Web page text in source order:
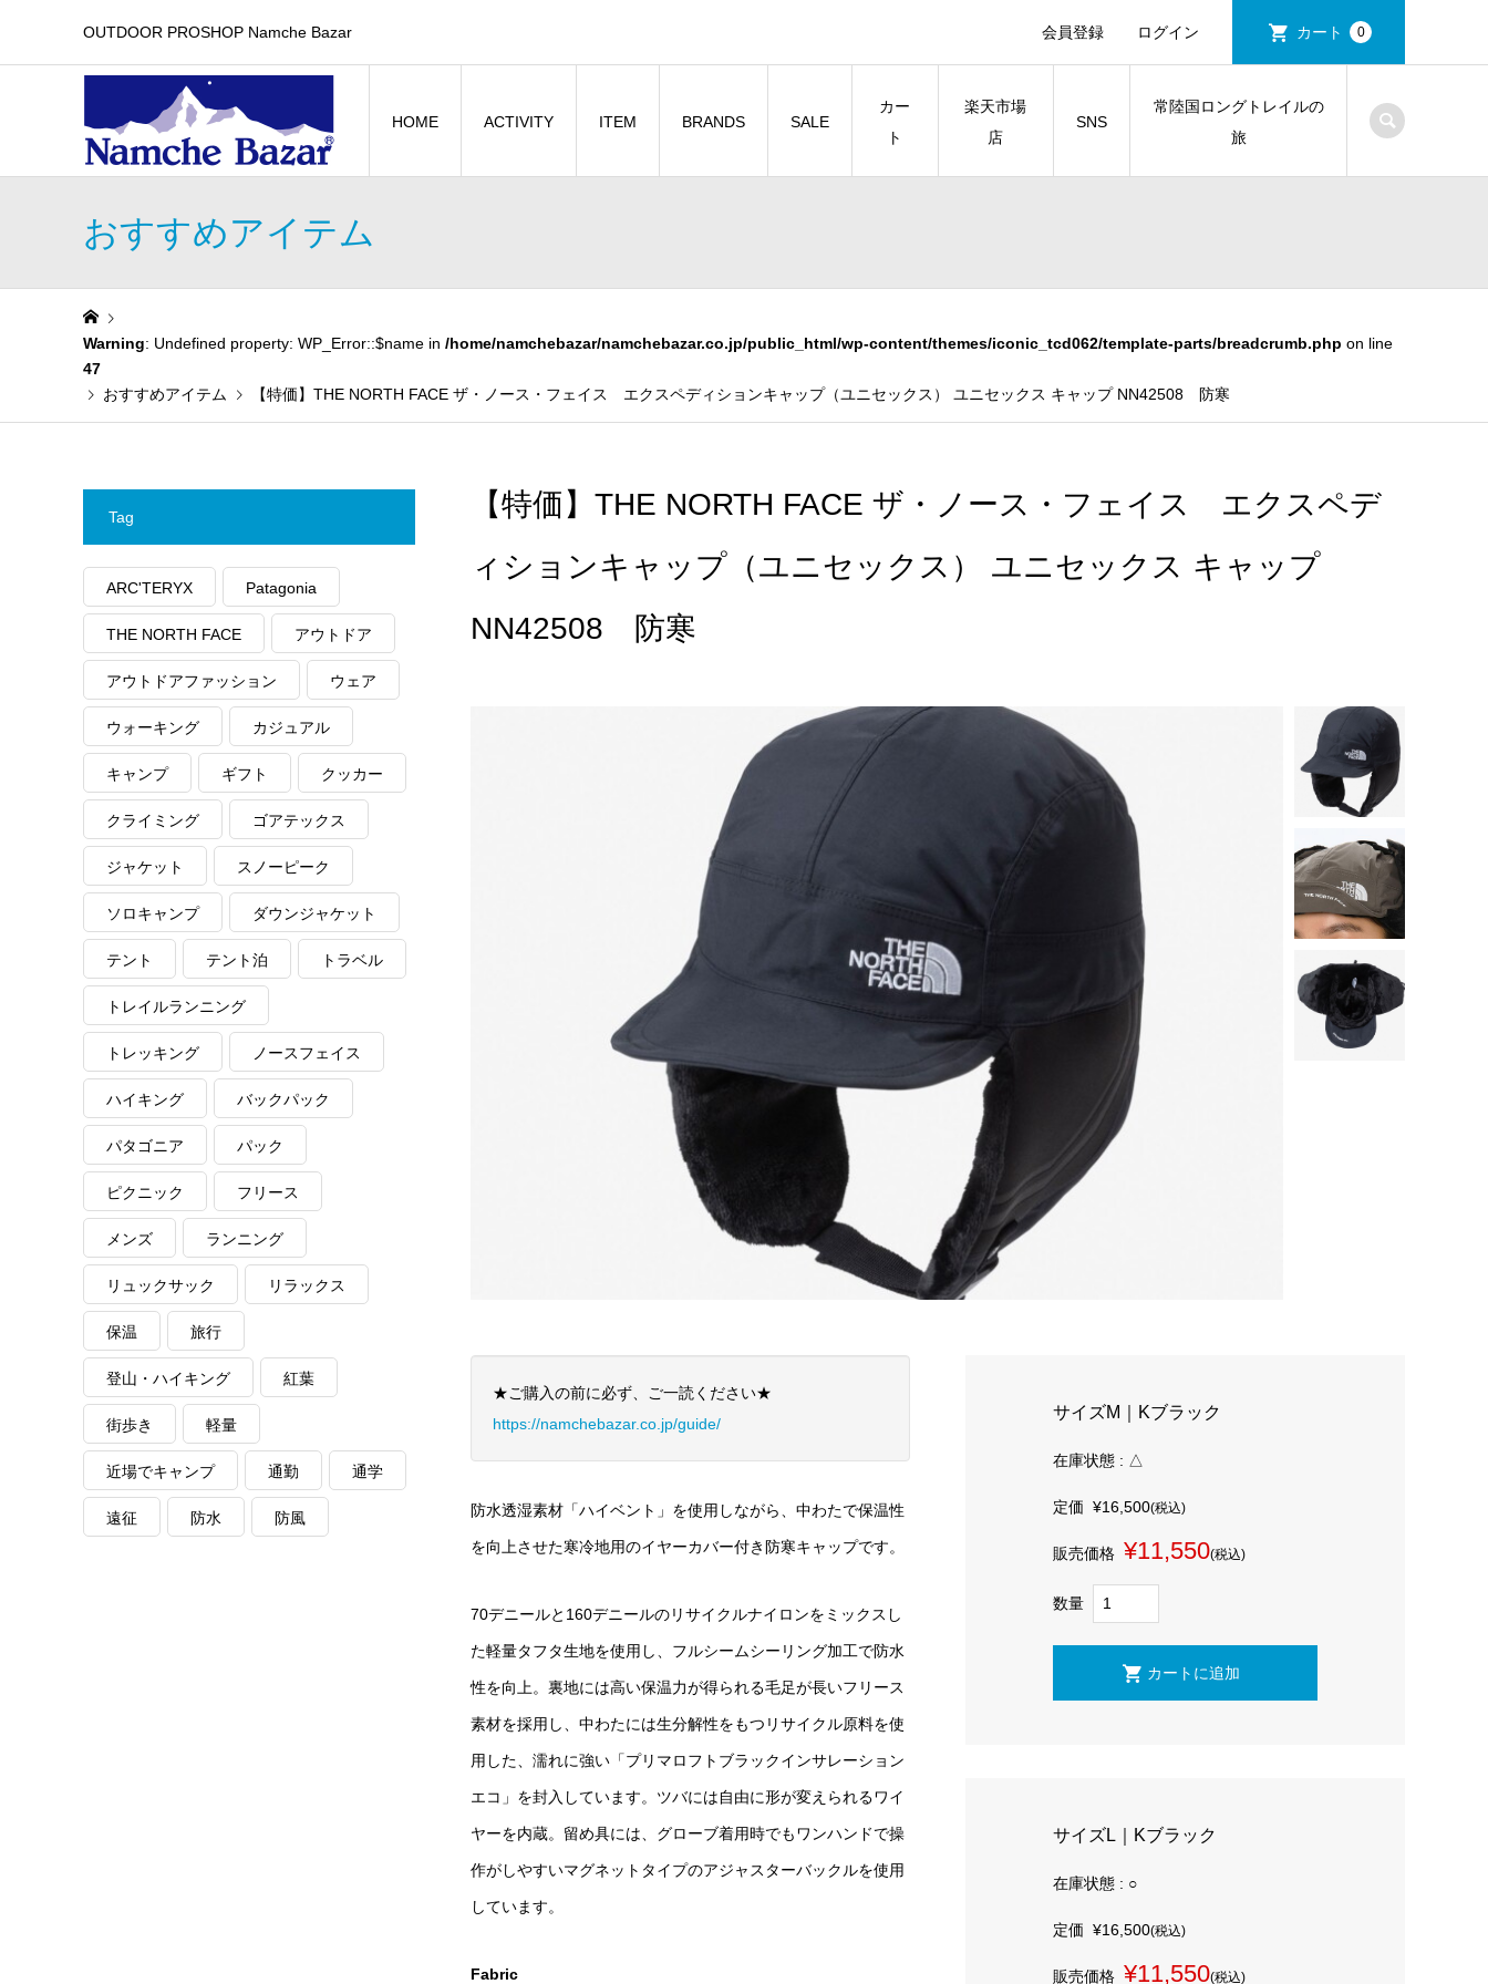
OUTDOOR PROSHOP Namche Bazar 会員登録 ログイン カート 0
HOME ACTIVITY ITEM BRANDS SALE
カー
ト
楽天市場
店
SNS
常陸国ロングトレイルの
旅
おすすめアイテム
Warning: Undefined property: WP_Error::$name in /home/namchebazar/namchebazar.co.jp/public_html/wp-content/themes/iconic_tcd062/template-parts/breadcrumb.php on line
47
おすすめアイテム
【特価】THE NORTH FACE ザ・ノース・フェイス エクスペディションキャップ（ユニセックス） ユニセックス キャップ NN42508 防寒
【特価】THE NORTH FACE ザ・ノース・フェイス エクスペデ
ィションキャップ（ユニセックス） ユニセックス キャップ
NN42508 防寒
★ご購入の前に必ず、ご一読ください★
https://namchebazar.co.jp/guide/
防水透湿素材「ハイベント」を使用しながら、中わたで保温性
を向上させた寒冷地用のイヤーカバー付き防寒キャップです。
70デニールと160デニールのリサイクルナイロンをミックスし
た軽量タフタ生地を使用し、フルシームシーリング加工で防水
性を向上。裏地には高い保温力が得られる毛足が長いフリース
素材を採用し、中わたには生分解性をもつリサイクル原料を使
用した、濡れに強い「プリマロフトブラックインサレーション
エコ」を封入しています。ツバには自由に形が変えられるワイ
ヤーを内蔵。留め具には、グローブ着用時でもワンハンドで操
作がしやすいマグネットタイプのアジャスターバックルを使用
しています。
Fabric
サイズM｜Kブラック
在庫状態 : △
定価¥16,500(税込)
販売価格 ¥11,550(税込)
数量
サイズL｜Kブラック
在庫状態 : ○
定価¥16,500(税込)
販売価格 ¥11,550(税込)
Tag
ARC'TERYX Patagonia
THE NORTH FACE アウトドア
アウトドアファッション ウェア
ウォーキング カジュアル
キャンプ ギフト クッカー
クライミング ゴアテックス
ジャケット スノーピーク
ソロキャンプ ダウンジャケット
テント テント泊 トラベル
トレイルランニング
トレッキング ノースフェイス
ハイキング バックパック
パタゴニア パック
ピクニック フリース
メンズ ランニング
リュックサック リラックス
保温 旅行
登山・ハイキング 紅葉
街歩き 軽量
近場でキャンプ 通勤 通学
遠征 防水 防風